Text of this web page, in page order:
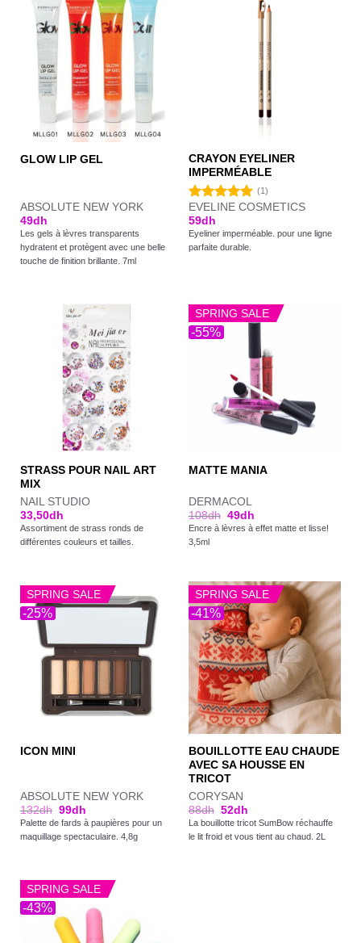
GLOW LIP GEL
ABSOLUTE NEW YORK
49dh
Les gels à lèvres transparents
hydratent et protègent avec une belle
touche de finition brillante. 7ml
CRAYON EYELINER
IMPERMÉABLE
Note5.00
sur 5
(1)
EVELINE COSMETICS
59dh
Eyeliner imperméable. pour une ligne
parfaite durable.
STRASS POUR NAIL ART
MIX
NAIL STUDIO
33,50dh
Assortiment de strass ronds de
différentes couleurs et tailles.
-55%
SPRING SALE
MATTE MANIA
DERMACOL
108dh 49dh
Encre à lèvres à effet matte et lisse!
3,5ml
-25%
SPRING SALE
ICON MINI
ABSOLUTE NEW YORK
132dh 99dh
Palette de fards à paupières pour un
maquillage spectaculaire. 4,8g
-41%
SPRING SALE
BOUILLOTTE EAU CHAUDE
AVEC SA HOUSSE EN
TRICOT
CORYSAN
88dh 52dh
La bouillotte tricot SumBow réchauffe
le lit froid et vous tient au chaud. 2L
-43%
SPRING SALE